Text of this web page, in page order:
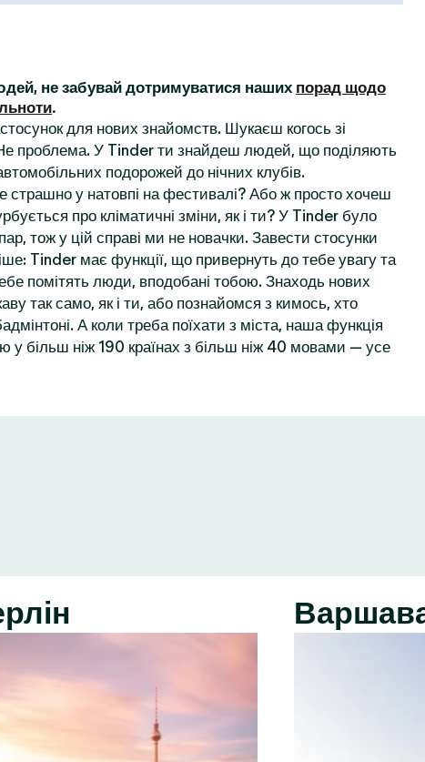
не забувай дотримуватися наших порад щодо
.
для нових знайомств. Шукаєш когось зі
проблема. У Tinder ти знайдеш людей, що поділяють
подорожей до нічних клубів.
страшно у натовпі на фестивалі? Або ж просто хочеш
про кліматичні зміни, як і ти? У Tinder було
тож у цій справі ми не новачки. Завести стосунки
Tinder має функції, що привернуть до тебе увагу та
помітять люди, вподобані тобою. Знаходь нових
так само, як і ти, або познайомся з кимось, хто
А коли треба поїхати з міста, наша функція
у більш ніж 190 країнах з більш ніж 40 мовами — усе